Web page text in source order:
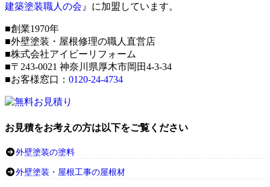
建築塗装職人の会 』に加盟しています。
■創業1970年
■外壁塗装・屋根修理の職人直営店
■株式会社アイビーリフォーム
■〒243-0021 神奈川県厚木市岡田4-3-34
■お客様窓口： 0120-24-4734
お見積をお考えの方は以下をご覧ください
外壁塗装の塗料
外壁塗装・屋根工事の屋根材